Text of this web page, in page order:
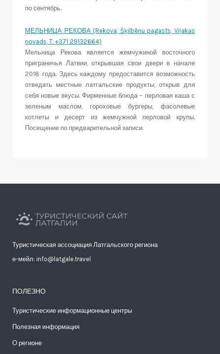
по сентябрь.
МЕЛЬНИЦА РЕКОВА (Rekova, Šķilbēnu pagasts, Viļakas
novads, T. +371 29132664)
Мельница Рекова является жемчужиной восточного
приграничья Латвии, открывшая свои двери в начале
2018 года. Здесь каждому предоставится возможность
отведать местные латгальские продукты, открыв для
себя новые вкусы. Фирменные блюда – перловая каша с
зеленым маслом, гороховые бургеры, фасолевые
котлеты и десерт из жемчужной перловой крупы.
Посещение по предварительной записи.
Туристическая ассоциация Латгальского региона
е-мейл: info@latgale.travel
ПОЛЕЗНО
Туристические информационные центры
Полезная информация
О регионе